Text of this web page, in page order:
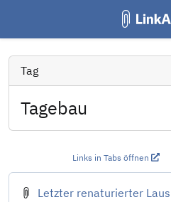
Tag
Tagebau
Links in Tabs öffnen
Letzter renaturierter